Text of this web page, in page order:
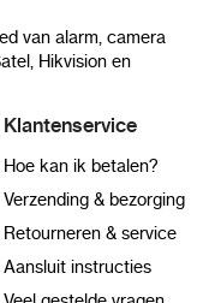
van alarm, camera
Hikvision en
Klantenservice
Hoe kan ik betalen?
Verzending & bezorging
Retourneren & service
Aansluit instructies